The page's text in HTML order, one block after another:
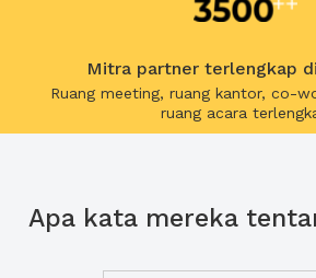
Mitra partner terlengkap
Ruang meeting, ruang kantor, co-
ruang acara
Apa kata mereka